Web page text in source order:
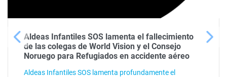
Aldeas Infantiles SOS lamenta el fallecimiento
de las colegas de World Vision y el Consejo
Noruego para Refugiados en accidente aéreo
Aldeas Infantiles SOS lamenta profundamente el